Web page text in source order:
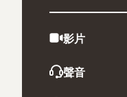
影片
聲音